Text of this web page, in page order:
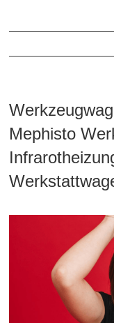
Mephisto